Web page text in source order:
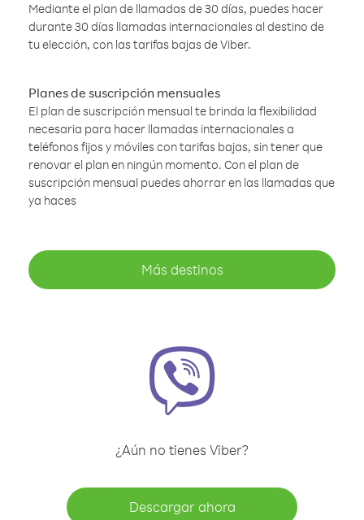
Mediante el plan de llamadas de 30 días, puedes hacer
durante 30 días llamadas internacionales al destino de
tu elección, con las tarifas bajas de Viber.
Planes de suscripción mensuales
El plan de suscripción mensual te brinda la flexibilidad
necesaria para hacer llamadas internacionales a
teléfonos fijos y móviles con tarifas bajas, sin tener que
renovar el plan en ningún momento. Con el plan de
suscripción mensual puedes ahorrar en las llamadas que
ya haces
Más destinos
¿Aún no tienes Viber?
Descargar ahora